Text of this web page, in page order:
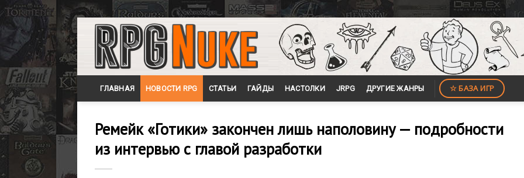
Skip
content
ГЛАВНАЯ НОВОСТИ RPG СТАТЬИ ГАЙДЫ НАСТОЛКИ JRPG ДРУГИЕ ЖАНРЫ ☆ БАЗА ИГР
Ремейк «Готики» закончен лишь наполовину — подробности
из интервью с главой разработки